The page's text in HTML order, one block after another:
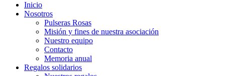
Inicio
Nosotros
Pulseras Rosas
Misión y fines de nuestra asociación
Nuestro equipo
Contacto
Memoria anual
Regalos solidarios